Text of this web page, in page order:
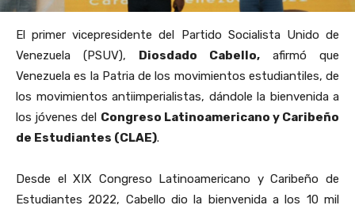
El primer vicepresidente del Partido Socialista Unido de
Venezuela (PSUV), Diosdado Cabello, afirmó que
Venezuela es la Patria de los movimientos estudiantiles, de
los movimientos antiimperialistas, dándole la bienvenida a
los jóvenes del Congreso Latinoamericano y Caribeño
de Estudiantes (CLAE).
Desde el XIX Congreso Latinoamericano y Caribeño de
Estudiantes 2022, Cabello dio la bienvenida a los 10 mil